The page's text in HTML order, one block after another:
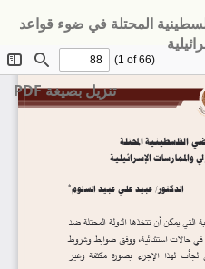
المحتلة في ضوء قواعد
تنزيل
تنزيل بصيغة PDF